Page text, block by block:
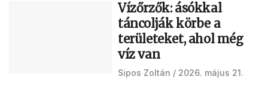
Vízőrzők: ásókkal
táncolják körbe a
területeket, ahol még
víz van
Sipos Zoltán 2026. május 21.